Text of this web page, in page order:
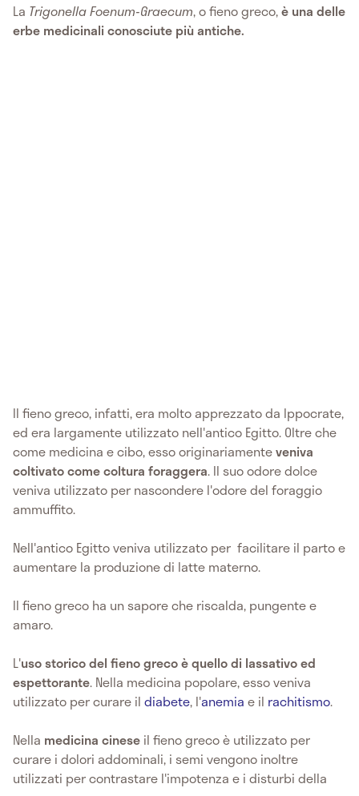
La Trigonella Foenum-Graecum, o fieno greco,è una delle
erbe medicinali conosciute più antiche.
Il fieno greco, infatti, era molto apprezzato da Ippocrate,
ed era largamente utilizzato nell'antico Egitto. Oltre che
come medicina e cibo, esso originariamenteveniva
coltivato come coltura foraggera. Il suo odore dolce
veniva utilizzato per nascondere l'odore del foraggio
ammuffito.
Nell'antico Egitto veniva utilizzato per facilitare il parto e
aumentare la produzione di latte materno.
Il fieno greco ha un sapore che riscalda, pungente e
amaro.
L'uso storico del fieno greco è quello di lassativo ed
espettorante. Nella medicina popolare, esso veniva
utilizzato per curare il diabete, l'anemia e il rachitismo.
Nella medicina cinese il fieno greco è utilizzato per
curare i dolori addominali, i semi vengono inoltre
utilizzati percontrastare l'impotenza e i disturbi della